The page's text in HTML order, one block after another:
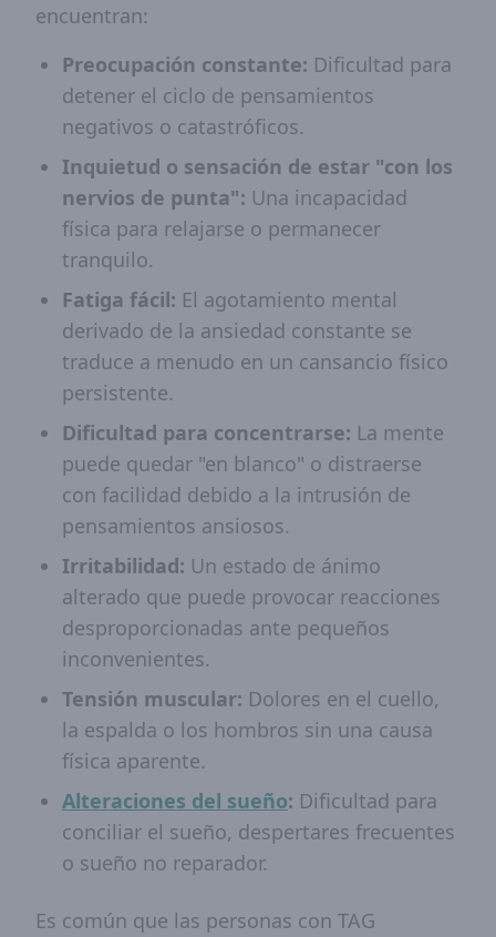
encuentran:
Preocupación constante: Dificultad para
detener el ciclo de pensamientos
negativos o catastróficos.
Inquietud o sensación de estar "con los
nervios de punta": Una incapacidad
física para relajarse o permanecer
tranquilo.
Fatiga fácil: El agotamiento mental
derivado de la ansiedad constante se
traduce a menudo en un cansancio físico
persistente.
Dificultad para concentrarse: La mente
puede quedar "en blanco" o distraerse
con facilidad debido a la intrusión de
pensamientos ansiosos.
Irritabilidad: Un estado de ánimo
alterado que puede provocar reacciones
desproporcionadas ante pequeños
inconvenientes.
Tensión muscular: Dolores en el cuello,
la espalda o los hombros sin una causa
física aparente.
Alteraciones del sueño: Dificultad para
conciliar el sueño, despertares frecuentes
o sueño no reparador.
Es común que las personas con TAG